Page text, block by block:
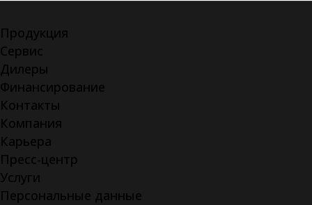
Продукция
Сервис
Дилеры
Финансирование
Контакты
Компания
Карьера
Пресс-центр
Услуги
Персональные данные